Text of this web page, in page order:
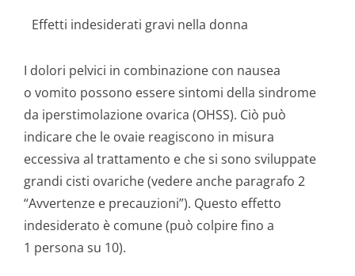
Effetti indesiderati gravi nella donna
I dolori pelvici in combinazione con nausea
o vomito possono essere sintomi della sindrome
da iperstimolazione ovarica (OHSS). Ciò può
indicare che le ovaie reagiscono in misura
eccessiva al trattamento e che si sono sviluppate
grandi cisti ovariche (vedere anche paragrafo 2
“Avvertenze e precauzioni”). Questo effetto
indesiderato è comune (può colpire fino a
1 persona su 10).